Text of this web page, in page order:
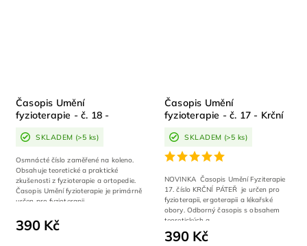
Časopis Umění
fyzioterapie - č. 18 -
SKLADEM (>5 ks)
390 Kč
Osmnácté číslo zaměřené na koleno.
Obsahuje teoretické a praktické
zkušenosti z fyzioterapie a ortopedie.
Časopis Umění fyzioterapie je primárně
určen pro fyzioterapii,...
Časopis Umění
fyzioterapie - č. 17 - Krční
SKLADEM (>5 ks)
390 Kč
NOVINKA Časopis Umění Fyziterapie
17. číslo KRČNÍ PÁTEŘ je určen pro
fyzioterapii, ergoterapii a lékařské
obory. Odborný časopis s obsahem
teoretických a...